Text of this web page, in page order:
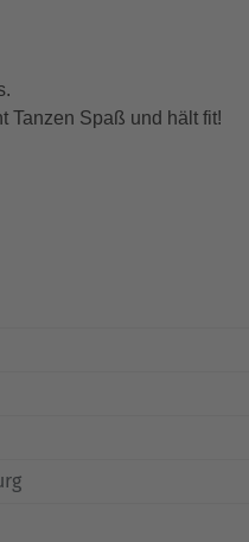
Tanzen Spaß und hält fit!